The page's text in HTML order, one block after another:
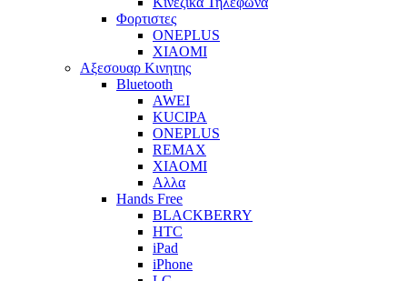
Φορτιστες
ONEPLUS
XIAOMI
Αξεσουαρ Κινητης
Bluetooth
AWEI
KUCIPA
ONEPLUS
REMAX
XIAOMI
Αλλα
Hands Free
BLACKBERRY
HTC
iPad
iPhone